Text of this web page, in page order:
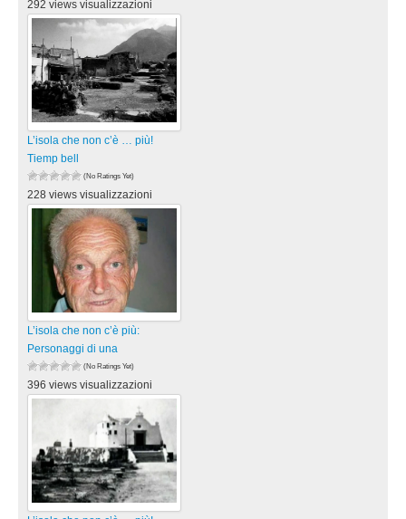
292 views visualizzazioni
L’isola che non c’è … più!
Tiemp bell
(No Ratings Yet)
228 views visualizzazioni
L’isola che non c’è più:
Personaggi di una
(No Ratings Yet)
396 views visualizzazioni